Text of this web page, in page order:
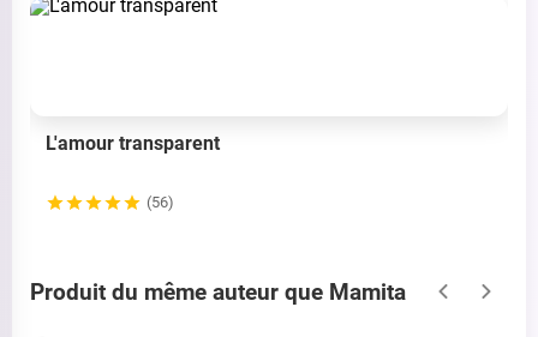
L'amour transparent
(56)
Produit du même auteur que Mamita